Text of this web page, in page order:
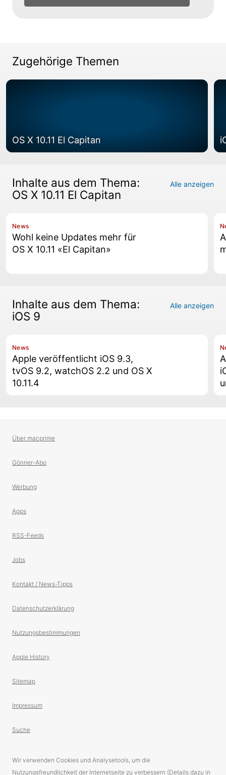
Zugehörige Themen
OS X 10.11 El Capitan
Inhalte aus dem Thema:
OS X 10.11 El Capitan
Alle anzeigen
News
Wohl keine Updates mehr für
OS X 10.11 «El Capitan»
Inhalte aus dem Thema:
iOS 9
Alle anzeigen
News
Apple veröffentlicht iOS 9.3,
tvOS 9.2, watchOS 2.2 und OS X
10.11.4
Über macprime
Gönner-Abo
Werbung
Apps
RSS-Feeds
Jobs
Kontakt / News-Tipps
Datenschutzerklärung
Nutzungsbestimmungen
Apple History
Sitemap
Impressum
Suche
Wir verwenden Cookies und Analysetools, um die
Nutzungsfreundlichkeit der Internetseite zu verbessern (Details dazu in